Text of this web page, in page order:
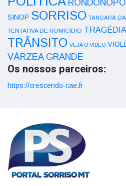
SINOP SORRISO TANGARÁ
TENTATIVA DE HOMICÍDIO TRAGÉDIA
TRÂNSITO VEJA O VÍDEO
VÁRZEA GRANDE
Os nossos parceiros:
https://crescendo-cae.fr